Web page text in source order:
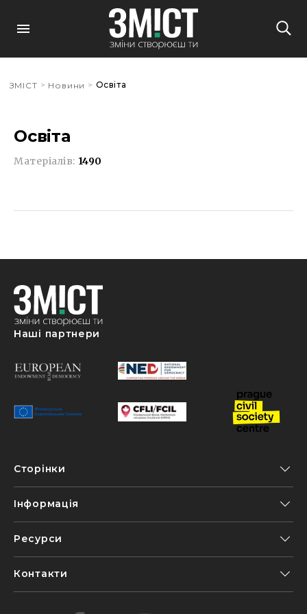
ЗМІСТ > Новини > Освіта
Освіта
Матеріалів: 1490
Наші партнери
Сторінки
Інформація
Ресурси
Контакти